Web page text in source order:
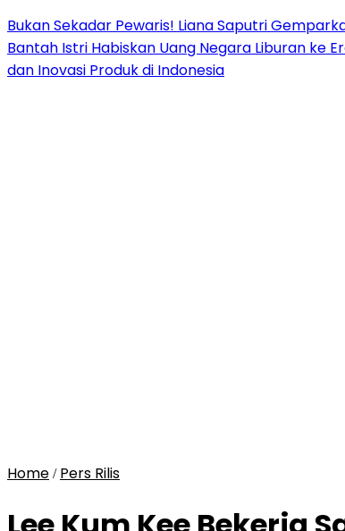
Bukan Sekadar Pewaris! Liana Saputri
Bantah Istri Habiskan Uang Negara Liburan ke
dan Inovasi Produk di Indonesia
Home / Pers Rilis